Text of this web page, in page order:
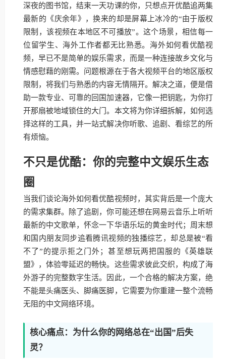
深夜的图书馆，结束一天功课的你，只想点开优酷追两集
最新的《庆余年》，换来的却是屏幕上冰冷的“由于版权
限制，该视频在本地区不可播放”。这个场景，相信每一
位留学生、海外工作者都无比熟悉。海外如何看优酷视
频，早已不是简单的娱乐需求，而是一种连接故乡文化与
情感慰藉的刚需。问题根源在于各大视频平台的地区版权
限制，将我们与熟悉的内容无情隔开。解决之道，便是借
助一款专业、可靠的回国加速器，它像一把钥匙，为你打
开那扇被地域锁住的大门。本文将为你详细拆解，如何选
择这样的工具，并一站式解决你听歌、追剧、看综艺的所
有烦恼。
不只是优酷：你的完整中文娱乐生态
圈
当我们谈论海外如何看优酷视频时，其实背后是一个庞大
的需求集群。除了追剧，你可能还想在网易云音乐上听听
最新的中文歌单，怀念一下华语乐坛的黄金时代；周末想
和国内朋友同步追看腾讯视频的独播综艺，却总是被“看
不了”的提示拒之门外；甚至想玩两把国服的《英雄联
盟》，体验零延迟的畅快。这些需求彼此交织，构成了海
外游子的完整数字生活。因此，一个合格的解决方案，绝
不能是头痛医头、脚痛医脚，它需要为你重建一整个流畅
无阻的中文网络环境。
核心痛点：为什么你的网络总在“出国”后失
灵？